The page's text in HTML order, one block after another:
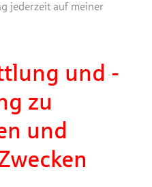
jederzeit auf meiner
und -
zu
und